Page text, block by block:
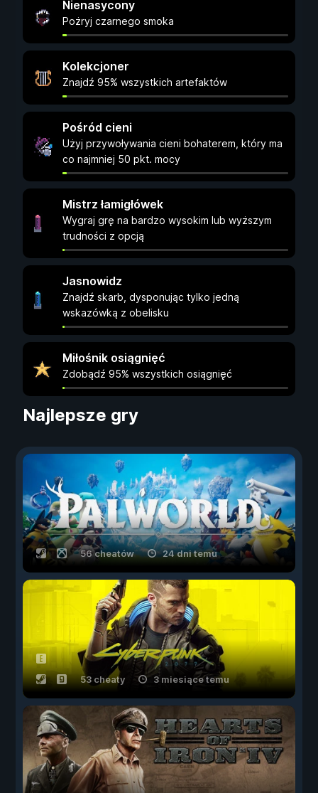
Nienasycony
Pożryj czarnego smoka
Kolekcjoner
Znajdź 95% wszystkich artefaktów
Pośród cieni
Użyj przywoływania cieni bohaterem, który ma
co najmniej 50 pkt. mocy
Mistrz łamigłówek
Wygraj grę na bardzo wysokim lub wyższym
trudności z opcją
Jasnowidz
Znajdź skarb, dysponując tylko jedną
wskazówką z obelisku
Miłośnik osiągnięć
Zdobądź 95% wszystkich osiągnięć
Najlepsze gry
56 cheatów 24 dni temu
53 cheaty 3 miesiące temu